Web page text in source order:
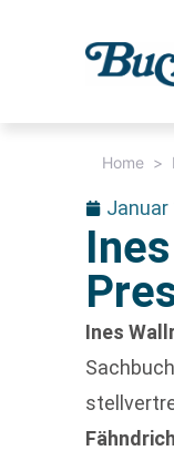
Home >
Januar
Ines